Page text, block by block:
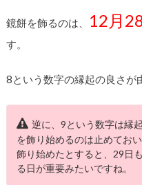
鏡餅を飾るのは、 12月
す。
8という数字の縁起の良さが
逆に、9という数字は縁
を飾り始めるのは止めてお
飾り始めたとすると、29日
る日が重要みたいですね。